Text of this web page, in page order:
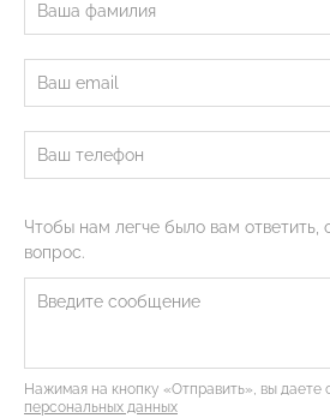
Чтобы нам легче было вам ответить,
вопрос.
Нажимая на кнопку «Отправить», вы даете
персональных данных